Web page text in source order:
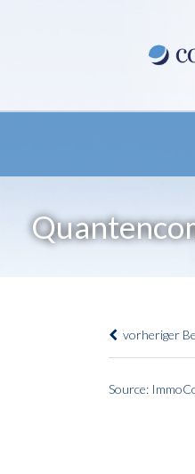
vorheriger
Source: